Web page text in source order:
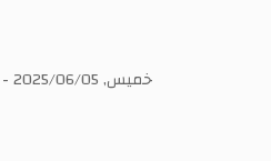
خميس, 2025/06/05 - 16:54